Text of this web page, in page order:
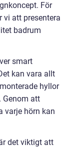
För
vi att presentera
badrum
smart
kan vara allt
hyllor
Genom att
varje hörn kan
det viktigt att